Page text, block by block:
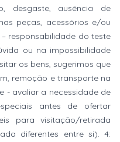
desgaste, ausência de
peças, acessórios e/ou
responsabilidade do teste
ou na impossibilidade
os bens, sugerimos que
remoção e transporte na
- avaliar a necessidade de
antes de ofertar
para visitação/retirada
diferentes entre si). 4: